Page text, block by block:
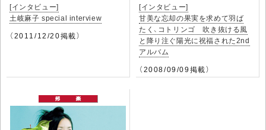
[インタビュー]
土岐麻子 special interview
（2011/12/20掲載）
[インタビュー]
甘美な忘却の果実を求めて羽ば
たく、コトリンゴ 吹き抜ける風
と降り注ぐ陽光に祝福された2nd
アルバム
（2008/09/09掲載）